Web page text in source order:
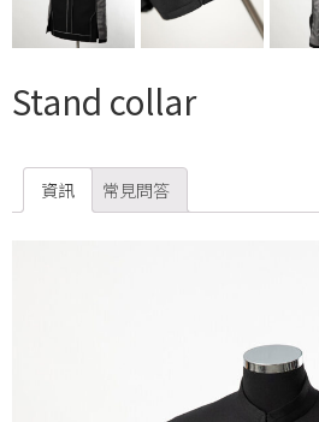
Stand collar
資訊 常見問答